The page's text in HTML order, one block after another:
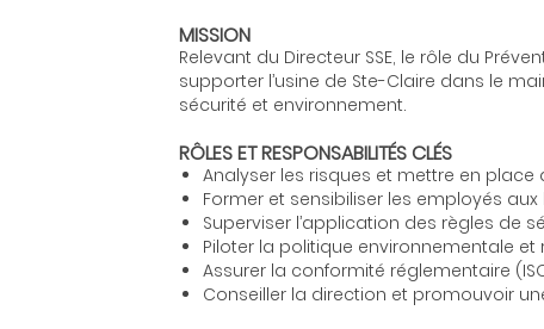
MISSION
Relevant du Directeur SSE, le rôle du
supporter l’usine de Ste-Claire dans le
sécurité et environnement.
RÔLES ET RESPONSABILITÉS CLÉS
Analyser les risques et mettre en
Former et sensibiliser les employés
Superviser l’application des règles de
Piloter la politique environnementale
Assurer la conformité réglementaire (ISO
Conseiller la direction et promouvoir